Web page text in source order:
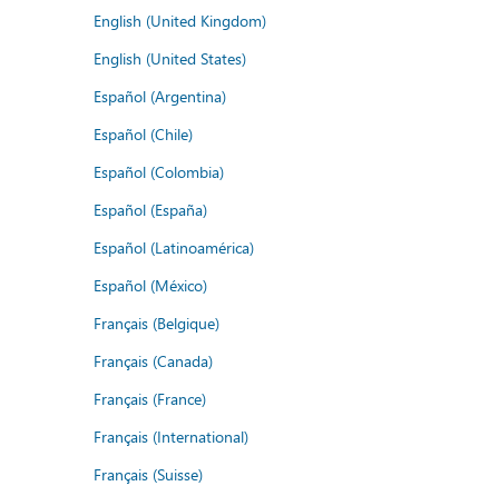
English (United Kingdom)
English (United States)
Español (Argentina)
Español (Chile)
Español (Colombia)
Español (España)
Español (Latinoamérica)
Español (México)
Français (Belgique)
Français (Canada)
Français (France)
Français (International)
Français (Suisse)